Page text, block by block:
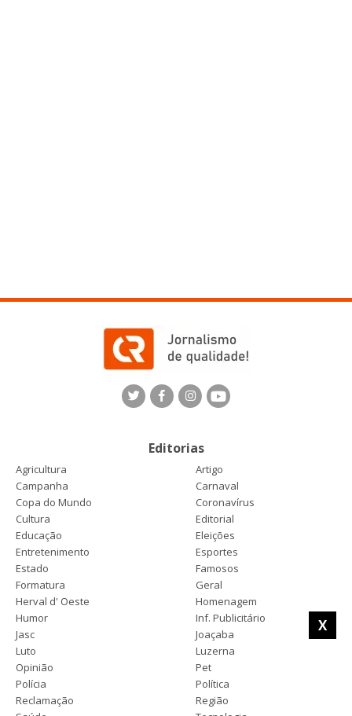
X
Editorias
Agricultura
Artigo
Campanha
Carnaval
Copa do Mundo
Coronavírus
Cultura
Editorial
Educação
Eleições
Entretenimento
Esportes
Estado
Famosos
Formatura
Geral
Herval d' Oeste
Homenagem
Humor
Inf. Publicitário
Jasc
Joaçaba
Luto
Luzerna
Opinião
Pet
Polícia
Política
Reclamação
Região